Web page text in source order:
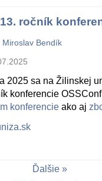
ročník
Miroslav Bendík
2025 sa na Žilinskej
konferencie
konferencie ako aj
Ďalšie